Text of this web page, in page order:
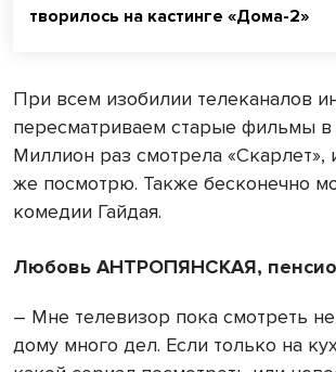
творилось на кастинге «Дома-2»
При всем изобилии телеканалов
пересматриваем старые фильмы в
Миллион раз смотрела «Скарлет»,
же посмотрю. Также бесконечно
комедии Гайдая.
Любовь АНТРОПЯНСКАЯ,
– Мне телевизор пока смотреть
дому много дел. Если только на